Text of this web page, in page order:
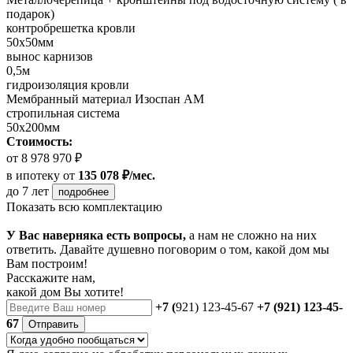
подарок)
контробрешетка кровли
50х50мм
вынос карнизов
0,5м
гидроизоляция кровли
Мембранный материал Изоспан АМ
стропильная система
50х200мм
Стоимость:
от 8 978 970 ₽
в ипотеку от 135 078 ₽/мес.
до 7 лет
подробнее
Показать всю комплектацию
У Вас наверняка есть вопросы, а нам не сложно на них
ответить. Давайте душевно поговорим о том, какой дом мы
Вам построим!
Расскажите нам,
какой дом Вы хотите!
+7 (921) 123-45-67 +7 (921) 123-45-
67
Отправить